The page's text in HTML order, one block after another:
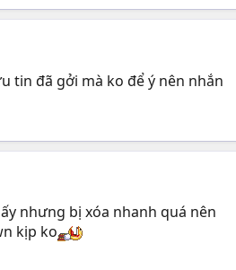
tin đã gởi mà ko để ý nên nhắn
nhưng bị xóa nhanh quá nên
kịp ko